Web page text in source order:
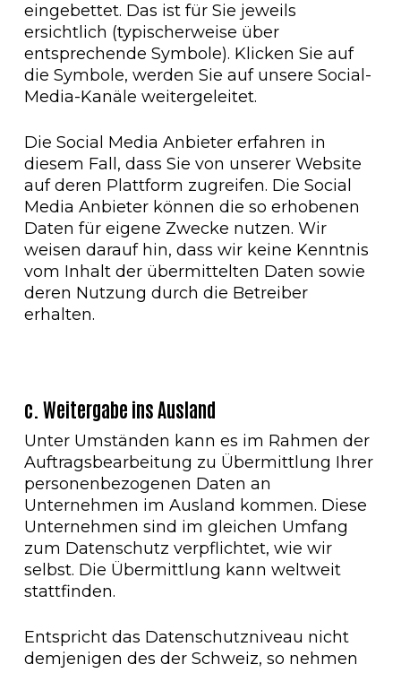
eingebettet. Das ist für Sie jeweils
ersichtlich (typischerweise über
entsprechende Symbole). Klicken Sie auf
die Symbole, werden Sie auf unsere Social-
Media-Kanäle weitergeleitet.
Die Social Media Anbieter erfahren in
diesem Fall, dass Sie von unserer Website
auf deren Plattform zugreifen. Die Social
Media Anbieter können die so erhobenen
Daten für eigene Zwecke nutzen. Wir
weisen darauf hin, dass wir keine Kenntnis
vom Inhalt der übermittelten Daten sowie
deren Nutzung durch die Betreiber
erhalten.
c. Weitergabe ins Ausland
Unter Umständen kann es im Rahmen der
Auftragsbearbeitung zu Übermittlung Ihrer
personenbezogenen Daten an
Unternehmen im Ausland kommen. Diese
Unternehmen sind im gleichen Umfang
zum Datenschutz verpflichtet, wie wir
selbst. Die Übermittlung kann weltweit
stattfinden.
Entspricht das Datenschutzniveau nicht
demjenigen des der Schweiz, so nehmen